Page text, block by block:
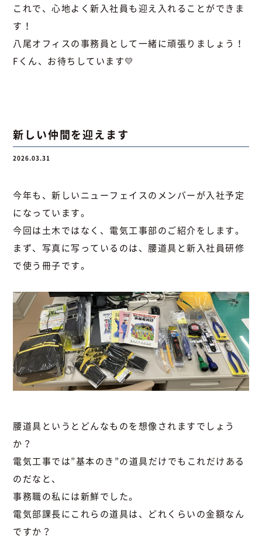
これで、心地よく新入社員も迎え入れることができま
す！
八尾オフィスの事務員として一緒に頑張りましょう！
Fくん、お待ちしています💛
新しい仲間を迎えます
2026.03.31
今年も、新しいニューフェイスのメンバーが入社予定
になっています。
今回は土木ではなく、電気工事部のご紹介をします。
まず、写真に写っているのは、腰道具と新入社員研修
で使う冊子です。
腰道具というとどんなものを想像されますでしょう
か？
電気工事では”基本のき”の道具だけでもこれだけある
のだなと、
事務職の私には新鮮でした。
電気部課長にこれらの道具は、どれくらいの金額なん
ですか？